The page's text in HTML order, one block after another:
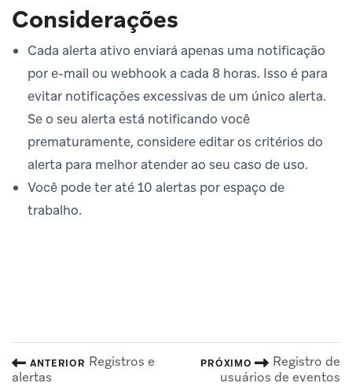
Considerações
Cada alerta ativo enviará apenas uma notificação
por e-mail ou webhook a cada 8 horas. Isso é para
evitar notificações excessivas de um único alerta.
Se o seu alerta está notificando você
prematuramente, considere editar os critérios do
alerta para melhor atender ao seu caso de uso.
Você pode ter até 10 alertas por espaço de
trabalho.
ANTERIOR Registros e
alertas
PRÓXIMO
Registro de
usuários de eventos